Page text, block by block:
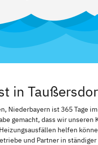
in
Niederbayern ist 365 Tage
gemacht, dass wir unseren
helfen
und Partner in